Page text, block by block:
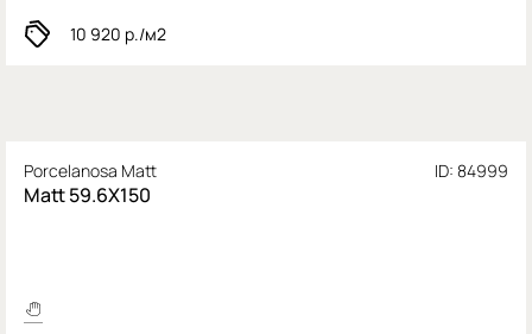
10 920 р./м2
Porcelanosa Matt ID: 84999
Matt 59.6X150